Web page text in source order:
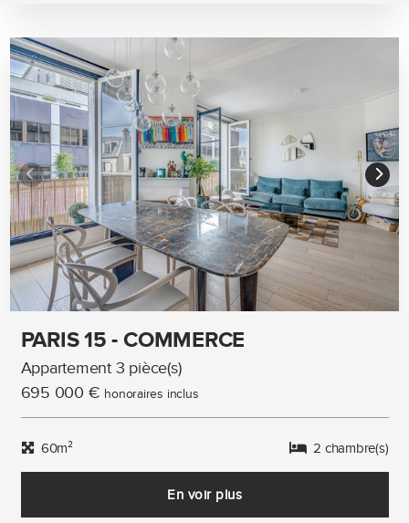
PARIS 15 - COMMERCE
Appartement 3 pièce(s)
695 000 € honoraires inclus
60m² 2 chambre(s)
En voir plus